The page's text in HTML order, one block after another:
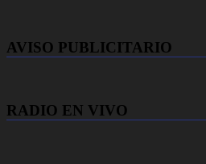
AVISO PUBLICITARIO
RADIO EN VIVO